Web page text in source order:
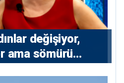
değişiyor,
ama sömürü